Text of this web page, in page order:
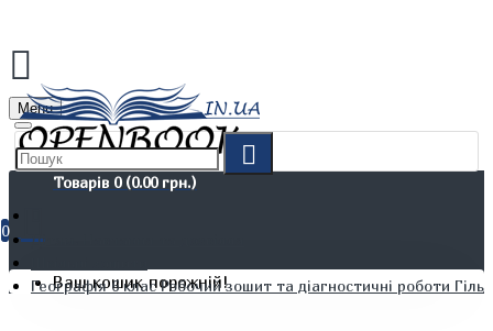
Menu
Товарів 0 (0.00 грн.)
0
Ваш кошик порожній!
Дітям. Навчання та дозвілля
Географія 6 клас Робочий зошит та діагностичні роботи